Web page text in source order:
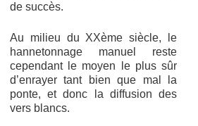
de succès.
Au milieu du XXème siècle, le
hannetonnage manuel reste
cependant le moyen le plus sûr
d’enrayer tant bien que mal la
ponte, et donc la diffusion des
vers blancs.